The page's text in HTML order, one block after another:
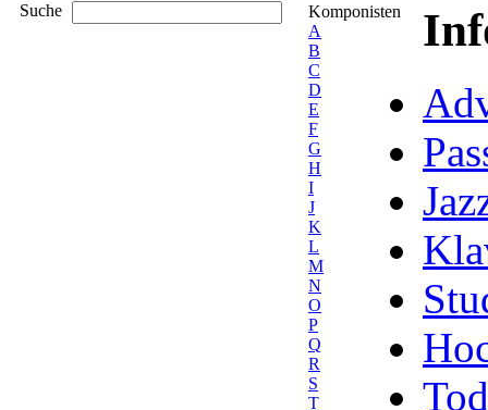
Suche
Komponisten
A
B
C
D
E
F
G
H
I
J
K
L
M
N
O
P
Q
R
S
T